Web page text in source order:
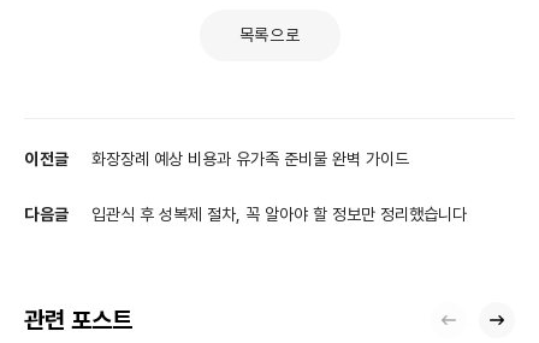
목록으로
이전글 화장장례 예상 비용과 유가족 준비물 완벽 가이드
다음글 입관식 후 성복제 절차, 꼭 알아야 할 정보만 정리했습니다
관련 포스트